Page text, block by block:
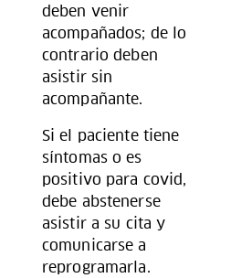
deben venir
acompañados; de lo
contrario deben
asistir sin
acompañante.
Si el paciente tiene
síntomas o es
positivo para covid,
debe abstenerse
asistir a su cita y
comunicarse a
reprogramarla.